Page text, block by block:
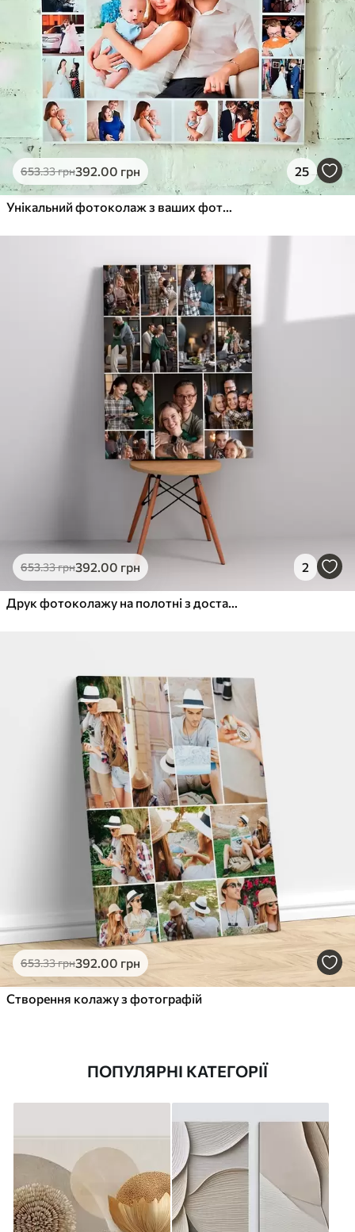
653.33грн392.00 грн 25
Унікальний фотоколаж з ваших фотографій
653.33грн392.00 грн 2
Друк фотоколажу на полотні з доставкою
653.33грн392.00 грн
Створення колажу з фотографій
ПОПУЛЯРНІ КАТЕГОРІЇ